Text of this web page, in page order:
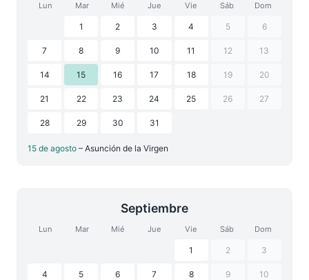
Lun Mar Mié Jue Vie Sáb Dom
1 2 3 4 5 6
7 8 9 10 11 12 13
14 15 16 17 18 19 20
21 22 23 24 25 26 27
28 29 30 31
15 de agosto – Asunción de la Virgen
Septiembre
Lun Mar Mié Jue Vie Sáb Dom
1 2 3
4 5 6 7 8 9 10